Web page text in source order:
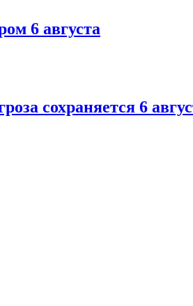
6 августа
сохраняется 6